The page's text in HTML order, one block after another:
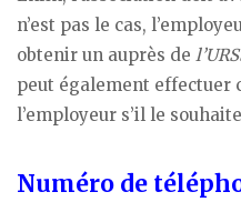
n’est pas le cas,
obtenir un auprès de
peut également effectuer
l’employeur s’il le
Numéro de